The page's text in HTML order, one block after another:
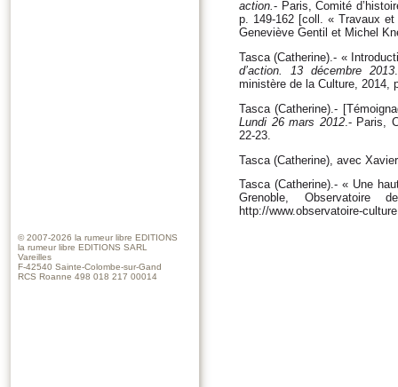
action.- Paris, Comité
p. 149-162 [coll. « Travaux
Geneviève Gentil et Michel
Tasca (Catherine).- «
d’action. 13 décembre 2013
ministère de la Culture, 2014,
Tasca (Catherine).-
Lundi 26 mars 2012.- Paris,
22-23.
Tasca (Catherine), avec
Tasca (Catherine).- « Une
Grenoble,
http://www.observatoire-
© 2007-2026 la rumeur libre EDITIONS
la rumeur libre EDITIONS SARL
Vareilles
F-42540 Sainte-Colombe-sur-Gand
RCS Roanne 498 018 217 00014